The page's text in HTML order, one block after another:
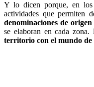
Y lo dicen porque, en los
actividades que permiten
denominaciones de origen
se elaboran en cada zona.
territorio con el mundo de